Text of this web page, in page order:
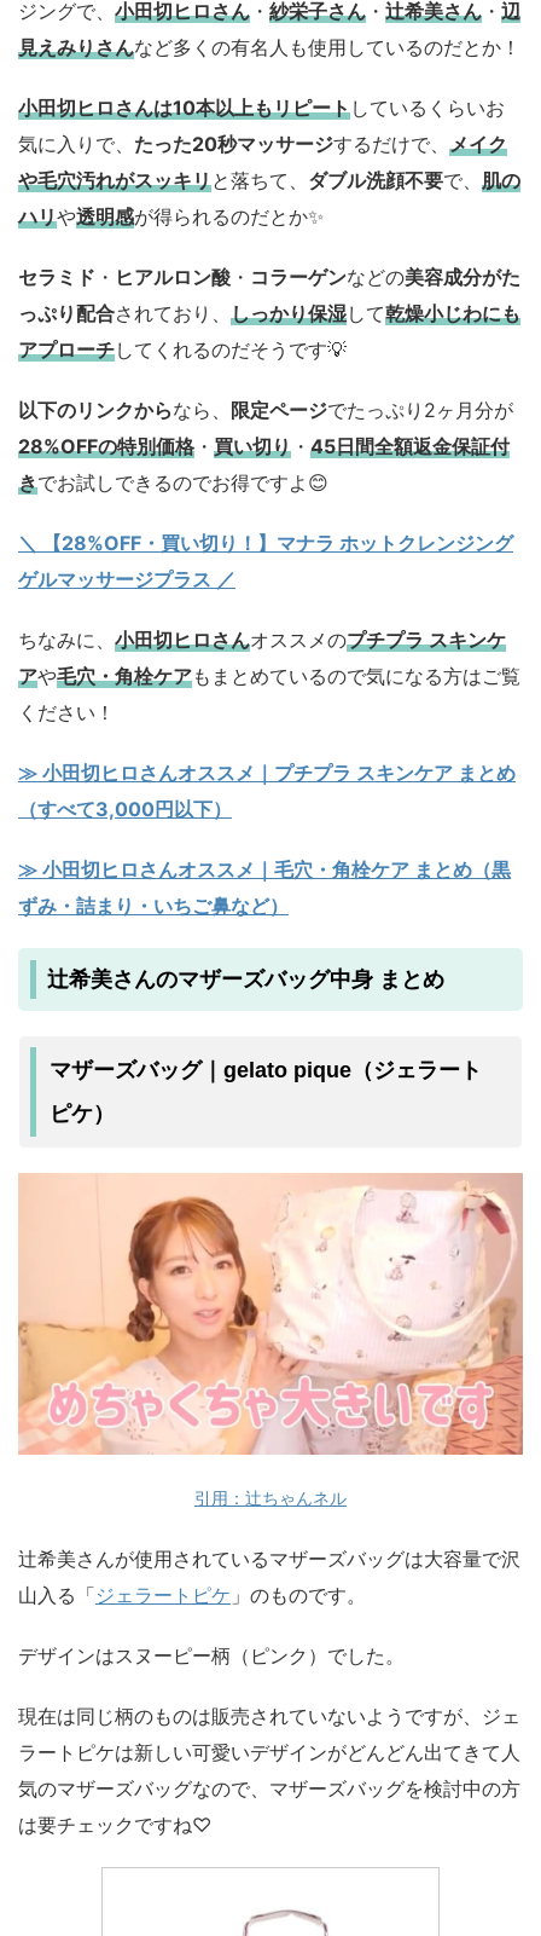
ジングで、 小田切ヒロさん ・ 紗栄子さん ・ 辻希美さん ・ 辺
見えみりさんなど多くの有名人も使用しているのだとか！
小田切ヒロさんは10本以上もリピートしているくらいお
気に入りで、 たった20秒マッサージするだけで、 メイク
や毛穴汚れがスッキリと落ちて、 ダブル洗顔不要で、 肌の
ハリや透明感が得られるのだとか✨
セラミド ・ ヒアルロン酸 ・ コラーゲンなどの美容成分がた
っぷり配合されており、 しっかり保湿して乾燥小じわにも
アプローチしてくれるのだそうです💡
以下のリンクからなら、 限定ページでたっぷり2ヶ月分が
28%OFFの特別価格 ・ 買い切り ・ 45日間全額返金保証付
きでお試しできるのでお得ですよ😊
＼ 【28%OFF・買い切り！】マナラ ホットクレンジング
ゲルマッサージプラス ／
ちなみに、 小田切ヒロさんオススメのプチプラ スキンケ
アや毛穴・角栓ケアもまとめているので気になる方はご覧
ください！
≫ 小田切ヒロさんオススメ｜プチプラ スキンケア まとめ
（すべて3,000円以下）
≫ 小田切ヒロさんオススメ｜毛穴・角栓ケア まとめ（黒
ずみ・詰まり・いちご鼻など）
辻希美さんのマザーズバッグ中身 まとめ
マザーズバッグ｜gelato pique（ジェラート
ピケ）
引用：辻ちゃんネル
辻希美さんが使用されているマザーズバッグは大容量で沢
山入る「ジェラートピケ 」のものです。
デザインはスヌーピー柄（ピンク）でした。
現在は同じ柄のものは販売されていないようですが、ジェ
ラートピケは新しい可愛いデザインがどんどん出てきて人
気のマザーズバッグなので、マザーズバッグを検討中の方
は要チェックですね♡